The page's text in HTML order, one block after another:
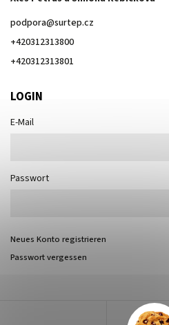
podpora@surtep.cz
+420312313800
+420312313801
LOGIN
E-Mail
Passwort
Neues Konto registrieren
Passwort vergessen